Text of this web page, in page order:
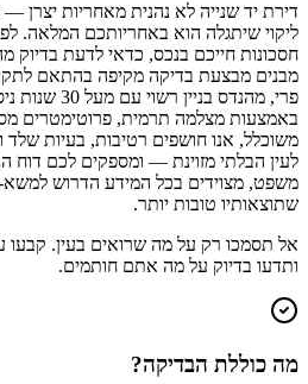
דירת יד שנייה לא נהנית מאחריות
ליקוי שיתגלה הוא באחריותכם המלאה.
חסכונות חייכם בנכס, כדאי לדעת בדיוק
מבנים מבצעת בדיקה מקיפה בהתאם לתקן
באמצעות מצלמה תרמית, פרוטימטרים
משוכלל, אנו חושפים רטיבות, בעיות שלד
לעין הבלתי מזוינת — ומספקים לכם דוח
משפט, מצוידים בכל המידע הדרוש
שתוצאותיו טובות יותר.
אל תסמכו רק על מה שרואים בעין. קבעו
ותדעו בדיוק על מה אתם חותמים.
מה כוללת הבדיקה?